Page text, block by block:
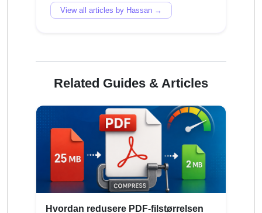
View all articles by Hassan →
Related Guides & Articles
Hvordan redusere PDF-filstørrelsen